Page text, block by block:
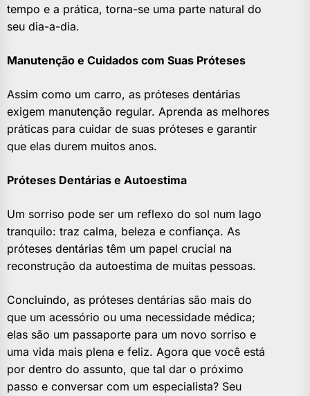
tempo e a prática, torna-se uma parte natural do
seu dia-a-dia.
Manutenção e Cuidados com Suas Próteses
Assim como um carro, as próteses dentárias
exigem manutenção regular. Aprenda as melhores
práticas para cuidar de suas próteses e garantir
que elas durem muitos anos.
Próteses Dentárias e Autoestima
Um sorriso pode ser um reflexo do sol num lago
tranquilo: traz calma, beleza e confiança. As
próteses dentárias têm um papel crucial na
reconstrução da autoestima de muitas pessoas.
Concluindo, as próteses dentárias são mais do
que um acessório ou uma necessidade médica;
elas são um passaporte para um novo sorriso e
uma vida mais plena e feliz. Agora que você está
por dentro do assunto, que tal dar o próximo
passo e conversar com um especialista? Seu